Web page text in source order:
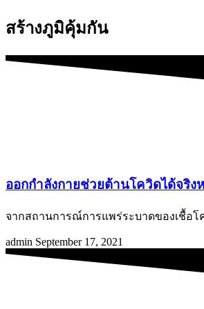
สร้างภูมิคุ้มกัน
ออกกำลังกายช่วยต้านโควิดได้จริง
จากสถานการณ์การแพร่ระบาดของเชื้อ
admin September 17, 2021